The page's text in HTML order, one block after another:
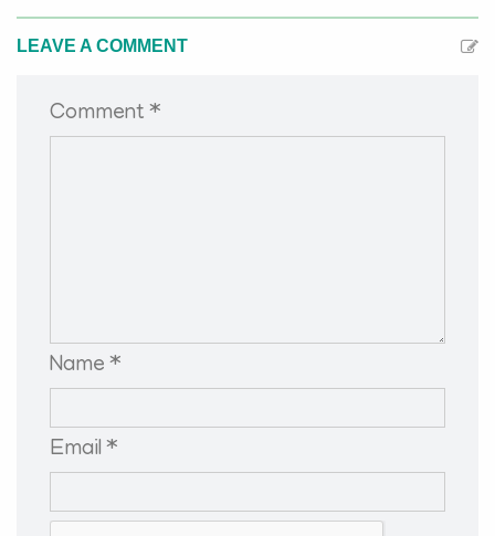
LEAVE A COMMENT
Comment *
Name *
Email *